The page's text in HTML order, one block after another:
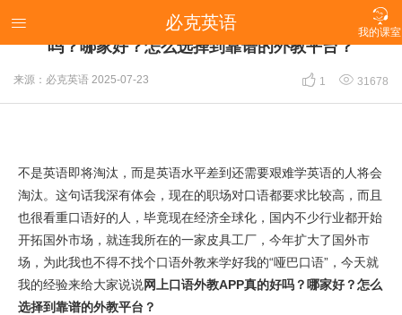

我的课室
 必克英语
【分享我的避坑指南】网上口语外教APP真的好
吗？哪家好？怎么选择到靠谱的外教平台？
来源：必克英语 2025-07-23  1  31678
不是英语即将淘汰，而是英语水平差到还需要艰难学英语的人将会
淘汰。这句话我深有体会，现在的职场对口语都要求比较高，而且
也很看重口语好的人，毕竟现在经济全球化，国内不少行业都开始
开拓国外市场，就连我所在的一家皮具工厂，今年扩大了国外市
场，为此我也不得不找个口语外教来学好我的“哑巴口语”，今天就
我的经验来给大家说说网上口语外教APP真的好吗？哪家好？怎么
选择到靠谱的外教平台？